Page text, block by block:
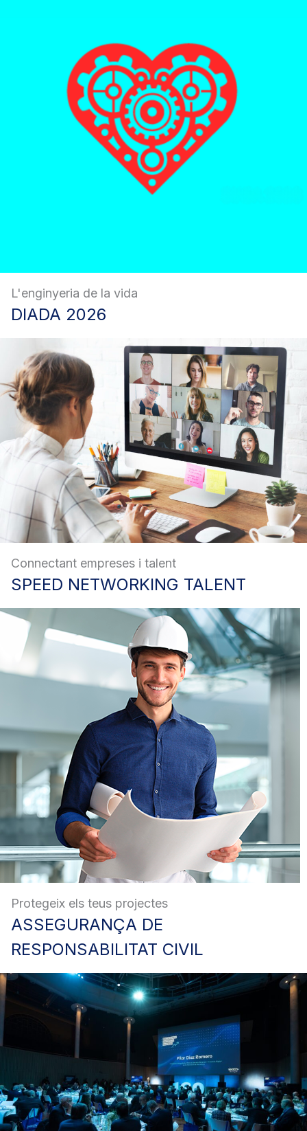
L'enginyeria de la vida
DIADA 2026
Connectant empreses i talent
SPEED NETWORKING TALENT
Protegeix els teus projectes
ASSEGURANÇA DE
RESPONSABILITAT CIVIL